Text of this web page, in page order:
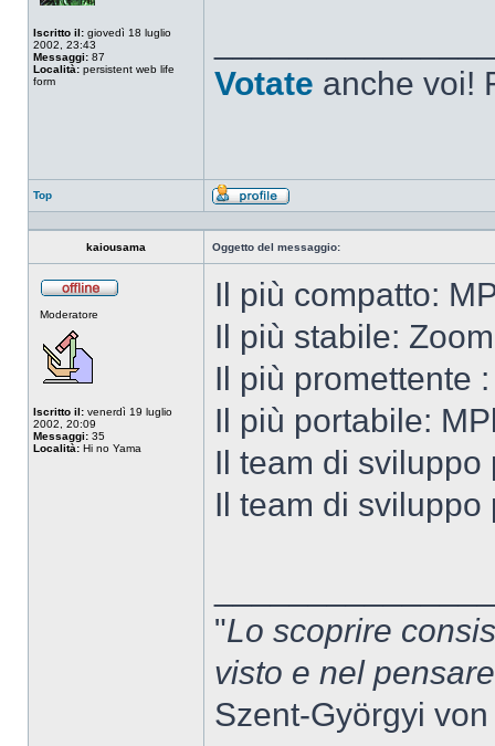
Iscritto il: giovedì 18 luglio
2002, 23:43
Messaggi: 87
Località: persistent web life
form
Votate anche voi!
Top
Profilo
kaiousama Oggetto del messaggio:
Moderatore
Iscritto il: venerdì 19 luglio
2002, 20:09
Messaggi: 35
Località: Hi no Yama
Il più compatto:
Il più stabile:
Il più promettente
Il più portabile:
Il team di
Il team di
"Lo scoprire
visto e nel
Szent-Györgyi